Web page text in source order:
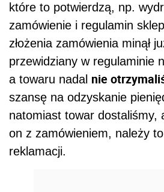
które to potwierdzą, np.
zamówienie i regulamin
złożenia zamówienia minął
przewidziany w regulaminie
a towaru nadal nie
szansę na odzyskanie
natomiast towar dostaliśmy,
on z zamówieniem, należy
reklamacji.